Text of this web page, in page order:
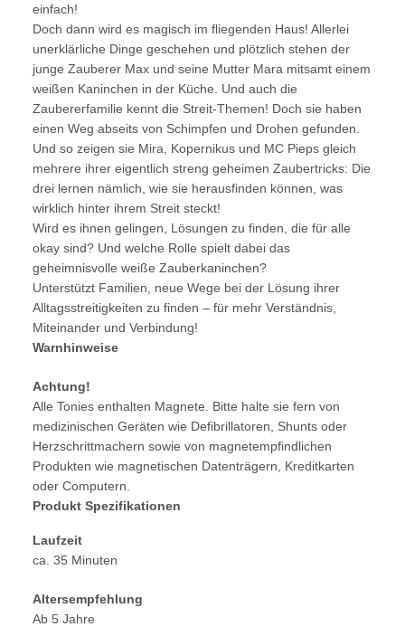
einfach!
Doch dann wird es magisch im fliegenden Haus! Allerlei
unerklärliche Dinge geschehen und plötzlich stehen der
junge Zauberer Max und seine Mutter Mara mitsamt einem
weißen Kaninchen in der Küche. Und auch die
Zaubererfamilie kennt die Streit-Themen! Doch sie haben
einen Weg abseits von Schimpfen und Drohen gefunden.
Und so zeigen sie Mira, Kopernikus und MC Pieps gleich
mehrere ihrer eigentlich streng geheimen Zaubertricks: Die
drei lernen nämlich, wie sie herausfinden können, was
wirklich hinter ihrem Streit steckt!
Wird es ihnen gelingen, Lösungen zu finden, die für alle
okay sind? Und welche Rolle spielt dabei das
geheimnisvolle weiße Zauberkaninchen?
Unterstützt Familien, neue Wege bei der Lösung ihrer
Alltagsstreitigkeiten zu finden – für mehr Verständnis,
Miteinander und Verbindung!
Warnhinweise
Achtung!
Alle Tonies enthalten Magnete. Bitte halte sie fern von
medizinischen Geräten wie Defibrillatoren, Shunts oder
Herzschrittmachern sowie von magnetempfindlichen
Produkten wie magnetischen Datenträgern, Kreditkarten
oder Computern.
Produkt Spezifikationen
Laufzeit
ca. 35 Minuten
Altersempfehlung
Ab 5 Jahre